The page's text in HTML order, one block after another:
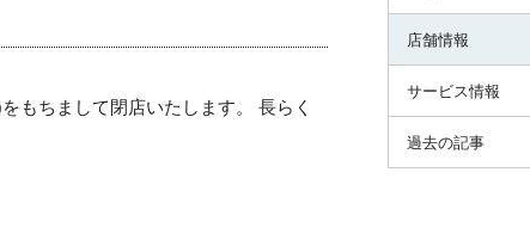
もちまして閉店いたします。 長らく
店舗情報
サービス情報
過去の記事